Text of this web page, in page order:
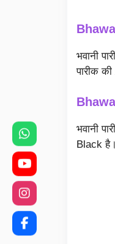
भवानी
पारीक
भवानी
Black है।